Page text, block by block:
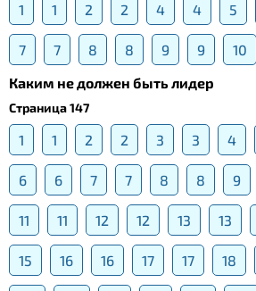
1 1 2 2 4 4 5
7 7 8 8 9 9 10
Каким не должен быть лидер
Страница 147
1 1 2 2 3 3 4
6 6 7 7 8 8 9
11 11 12 12 13 13
15 16 16 17 17 18